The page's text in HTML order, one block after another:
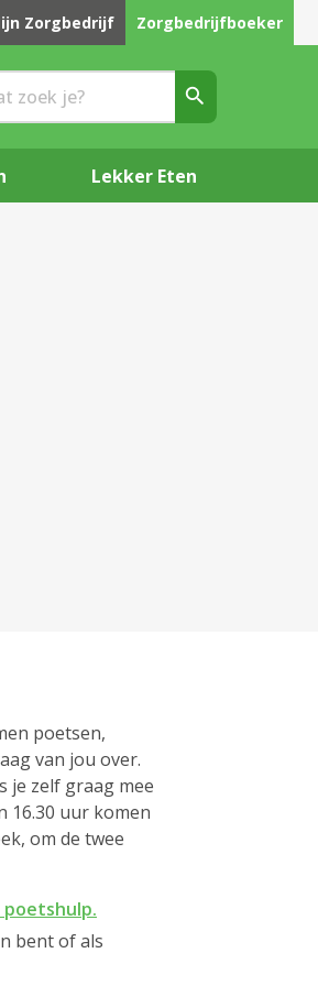
Zorgbedrijf Zorgbedrijfboeker
Lekker Eten
poetsen,
van jou over.
je zelf graag mee
16.30 uur komen
om de twee
bent of als